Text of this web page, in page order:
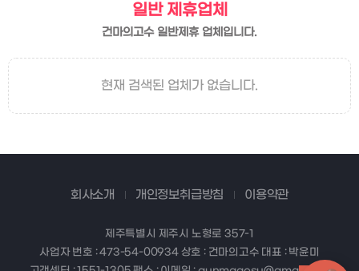
일반 제휴업체
건마의고수 일반제휴 업체입니다.
현재 검색된 업체가 없습니다.
회사소개 개인정보취급방침 이용약관
제주특별시 제주시 노형로 357-1
사업자 번호 : 473-54-00934 상호 : 건마의고수 대표 : 박윤미